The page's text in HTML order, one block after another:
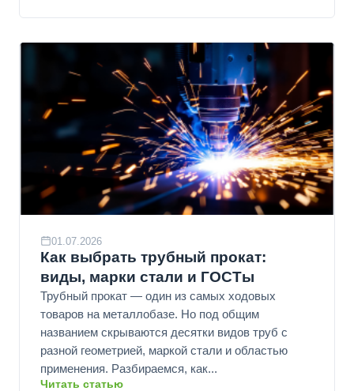
01.07.2026
Как выбрать трубный прокат:
виды, марки стали и ГОСТы
Трубный прокат — один из самых ходовых
товаров на металлобазе. Но под общим
названием скрываются десятки видов труб с
разной геометрией, маркой стали и областью
применения. Разбираемся, как...
Читать статью